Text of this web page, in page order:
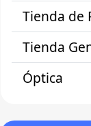
Tienda de
Tienda
Óptica